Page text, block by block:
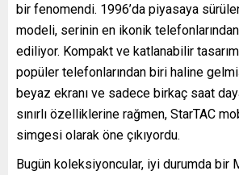
bir fenomendi. 1996’da piyasaya
modeli, serinin en ikonik
ediliyor. Kompakt ve katlanabilir
popüler telefonlarından biri haline
beyaz ekranı ve sadece birkaç saat
sınırlı özelliklerine rağmen, StarTAC
simgesi olarak öne çıkıyordu.
Bugün koleksiyoncular, iyi durumda bir